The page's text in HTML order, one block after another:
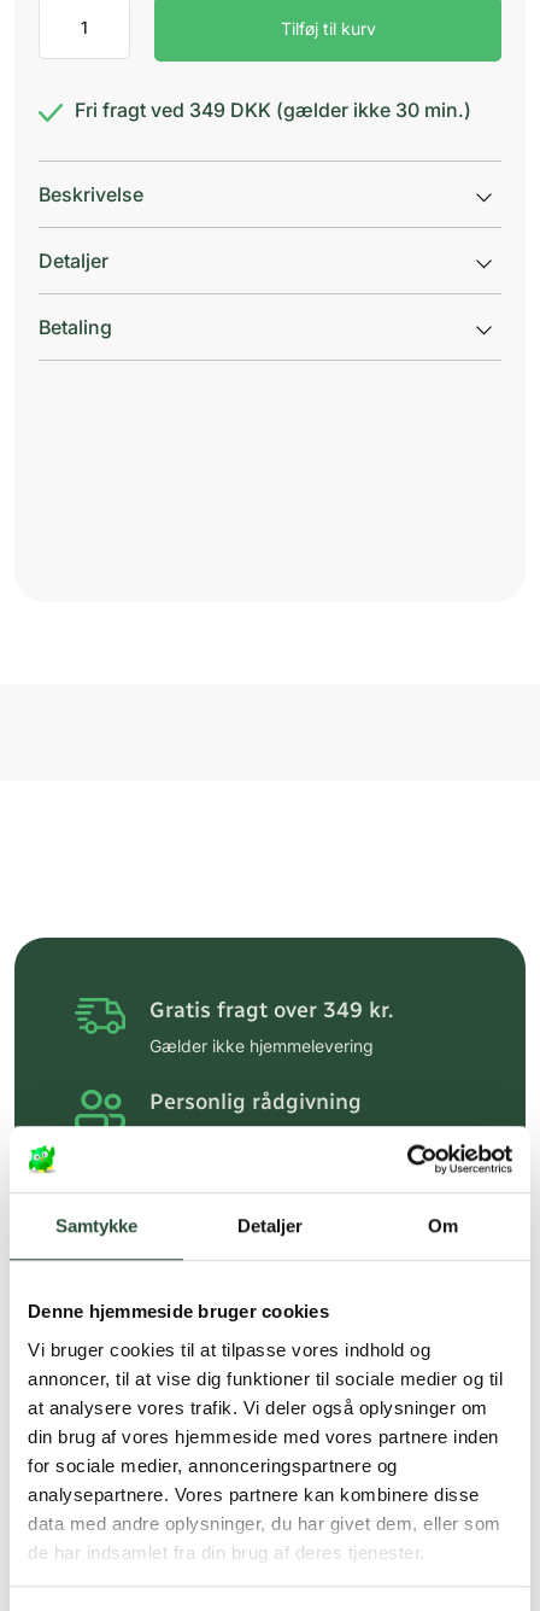
Samtykke Detaljer Om
Denne hjemmeside bruger cookies
Vi bruger cookies til at tilpasse vores indhold og
annoncer, til at vise dig funktioner til sociale medier og til
at analysere vores trafik. Vi deler også oplysninger om
din brug af vores hjemmeside med vores partnere inden
for sociale medier, annonceringspartnere og
analysepartnere. Vores partnere kan kombinere disse
data med andre oplysninger, du har givet dem, eller som
de har indsamlet fra din brug af deres tjenester.
mg
Tilføj til kurv
Fri fragt ved 349 DKK (gælder ikke 30 min.)
Beskrivelse
Detaljer
Betaling
Gratis fragt over 349 kr.
Gælder ikke hjemmelevering
Personlig rådgivning
Hurtig levering (30 min. i Kbh)
Hurtigt leveringen via GLS, og DAO
Faste lave priser*
*Gælder ikke ernæringsprodukter.
Stort udvalg af kendte
produkter
Vi tilbyder et stort udvalg af kendte
cremer, vitaminer og andre spændende
produkter – altid til fast lav pris.
Læs mere om Uglecare.dk her